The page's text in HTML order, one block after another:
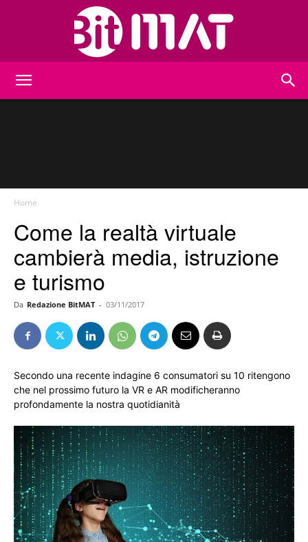
Home
Come la realtà virtuale
cambierà media, istruzione
e turismo
Da Redazione BitMAT - 03/11/2017
Secondo una recente indagine 6 consumatori su 10 ritengono
che nel prossimo futuro la VR e AR modificheranno
profondamente la nostra quotidianità